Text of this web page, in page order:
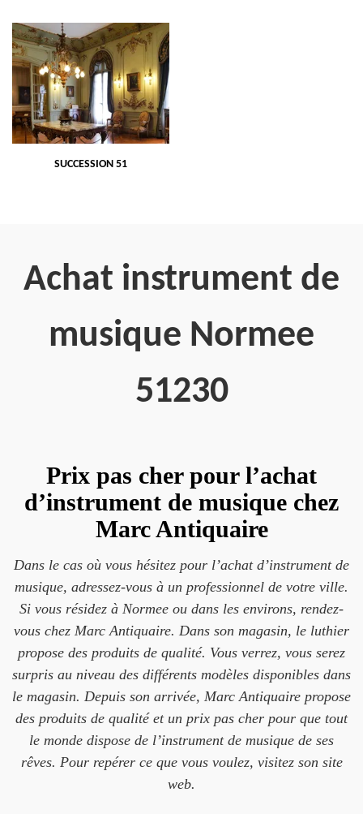
SUCCESSION 51
Achat instrument de
musique Normee
51230
Prix pas cher pour l’achat
d’instrument de musique chez
Marc Antiquaire
Dans le cas où vous hésitez pour l’achat d’instrument de
musique, adressez-vous à un professionnel de votre ville.
Si vous résidez à Normee ou dans les environs, rendez-
vous chez Marc Antiquaire. Dans son magasin, le luthier
propose des produits de qualité. Vous verrez, vous serez
surpris au niveau des différents modèles disponibles dans
le magasin. Depuis son arrivée, Marc Antiquaire propose
des produits de qualité et un prix pas cher pour que tout
le monde dispose de l’instrument de musique de ses
rêves. Pour repérer ce que vous voulez, visitez son site
web.